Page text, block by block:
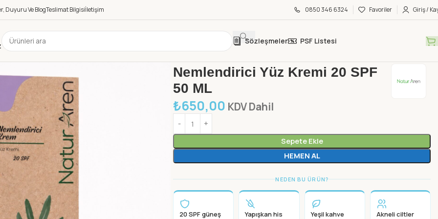
Duyuru Ve BlogTeslimat Bilgisiİletişim 0850 346 6324 Favoriler Giriş /
Sözleşmeler PSF Listesi
Nemlendirici Yüz Kremi 20 SPF
50 ML
₺650,00 KDV Dahil
Sepete Ekle
HEMEN AL
NEDEN BU ÜRÜN?
20 SPF güneş
Yapışkan his
Yeşil kahve
Akneli ciltler